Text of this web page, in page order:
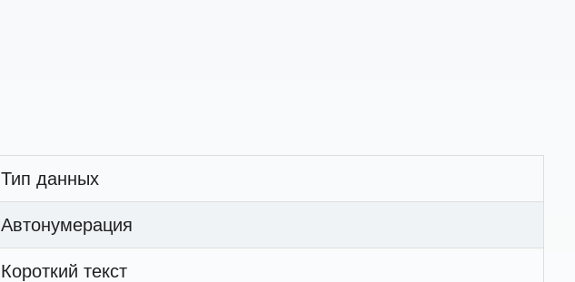
Тип данных
Автонумерация
Короткий текст